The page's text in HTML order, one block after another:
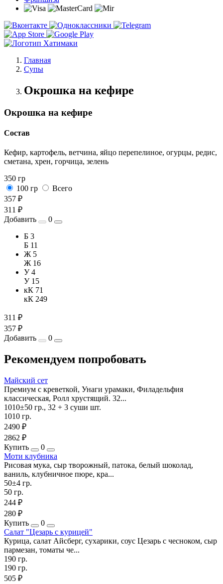
Главная
Супы
Окрошка на кефире
Окрошка на кефире
Состав
Кефир, картофель, ветчина, яйцо перепелиное, огурцы, редис,
сметана, хрен, горчица, зелень
350 гр
100 гр
Всего
357 ₽
311 ₽
Добавить
0
Б 3
Б 11
Ж 5
Ж 16
У 4
У 15
кК 71
кК 249
311 ₽
357 ₽
Добавить
0
Рекомендуем попробовать
Майский сет
Премиум с креветкой, Унаги урамаки, Филадельфия
классическая, Ролл хрустящий. 32...
1010±50 гр., 32 + 3 суши шт.
1010 гр.
2490 ₽
2862 ₽
Купить
0
Моти клубника
Рисовая мука, сыр творожный, патока, белый шоколад,
ваниль, клубничное пюре, кра...
50±4 гр.
50 гр.
244 ₽
280 ₽
Купить
0
Салат "Цезарь с курицей"
Курица, салат Айсберг, сухарики, соус Цезарь с чесноком, сыр
пармезан, томаты че...
190 гр.
190 гр.
505 ₽